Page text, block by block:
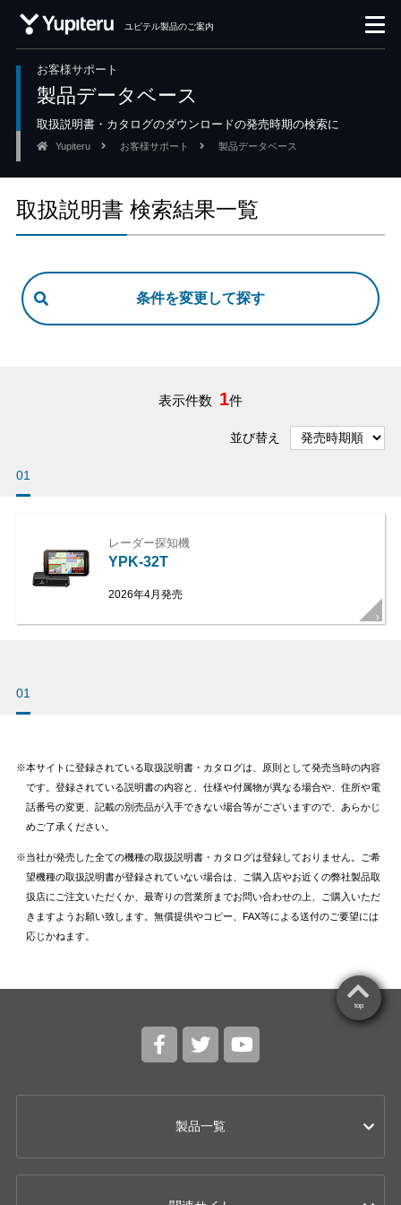
ユピテル製品のご案内
お客様サポート
製品データベース
取扱説明書・カタログのダウンロードの発売時期の検索に
Yupiteru お客様サポート 製品データベース
取扱説明書 検索結果一覧
表示件数 1件
並び替え
01
レーダー探知機
YPK-32T
2026年4月発売
01
本サイトに登録されている取扱説明書・カタログは、原則として発売当時の内容
です。登録されている説明書の内容と、仕様や付属物が異なる場合や、住所や電
話番号の変更、記載の別売品が入手できない場合等がございますので、あらかじ
めご了承ください。
当社が発売した全ての機種の取扱説明書・カタログは登録しておりません。ご希
望機種の取扱説明書が登録されていない場合は、ご購入店やお近くの弊社製品取
扱店にご注文いただくか、最寄りの営業所までお問い合わせの上、ご購入いただ
きますようお願い致します。無償提供やコピー、FAX等による送付のご要望には
応じかねます。
製品一覧
top